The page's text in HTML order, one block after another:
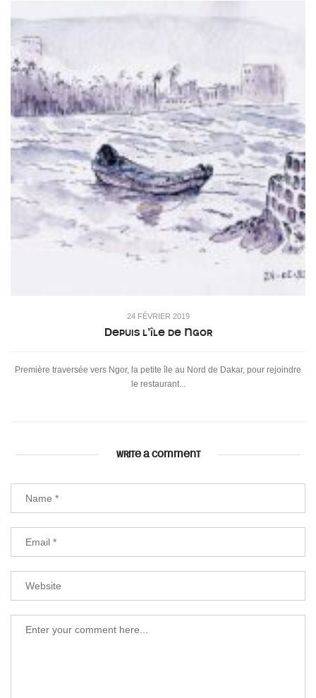
24 FÉVRIER 2019
Depuis l’île de Ngor
Première traversée vers Ngor, la petite île au Nord de Dakar, pour rejoindre
le restaurant...
WRITE A COMMENT